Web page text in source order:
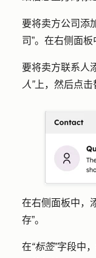
要将卖方公司添
司 ”。在右侧面
要将卖方联系人
人”上，然后点击
在右侧面板中，
存”。
在“标签”字段中